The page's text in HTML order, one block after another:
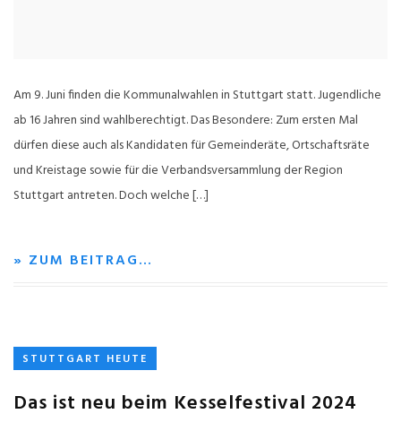
Am 9. Juni finden die Kommunalwahlen in Stuttgart statt. Jugendliche
ab 16 Jahren sind wahlberechtigt. Das Besondere: Zum ersten Mal
dürfen diese auch als Kandidaten für Gemeinderäte, Ortschaftsräte
und Kreistage sowie für die Verbandsversammlung der Region
Stuttgart antreten. Doch welche […]
» ZUM BEITRAG…
STUTTGART HEUTE
Das ist neu beim Kesselfestival 2024